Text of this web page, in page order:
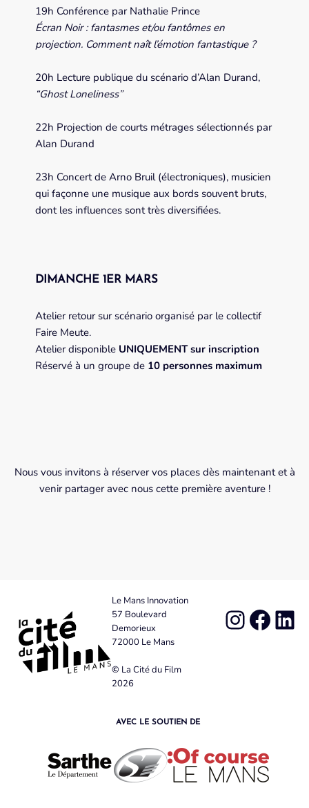
19h Conférence par Nathalie Prince
Écran Noir : fantasmes et/ou fantômes en
projection. Comment naît l’émotion fantastique ?
20h Lecture publique du scénario d’Alan Durand,
“Ghost Loneliness”
22h Projection de courts métrages sélectionnés par
Alan Durand
23h Concert de Arno Bruil (électroniques), musicien
qui façonne une musique aux bords souvent bruts,
dont les influences sont très diversifiées.
DIMANCHE 1ER MARS
Atelier retour sur scénario organisé par le collectif
Faire Meute.
Atelier disponible UNIQUEMENT sur inscription
Réservé à un groupe de 10 personnes maximum
Nous vous invitons à réserver vos places dès maintenant et à
venir partager avec nous cette première aventure !
Le Mans Innovation
57 Boulevard
Demorieux
72000 Le Mans
© La Cité du Film
2026
AVEC LE SOUTIEN DE